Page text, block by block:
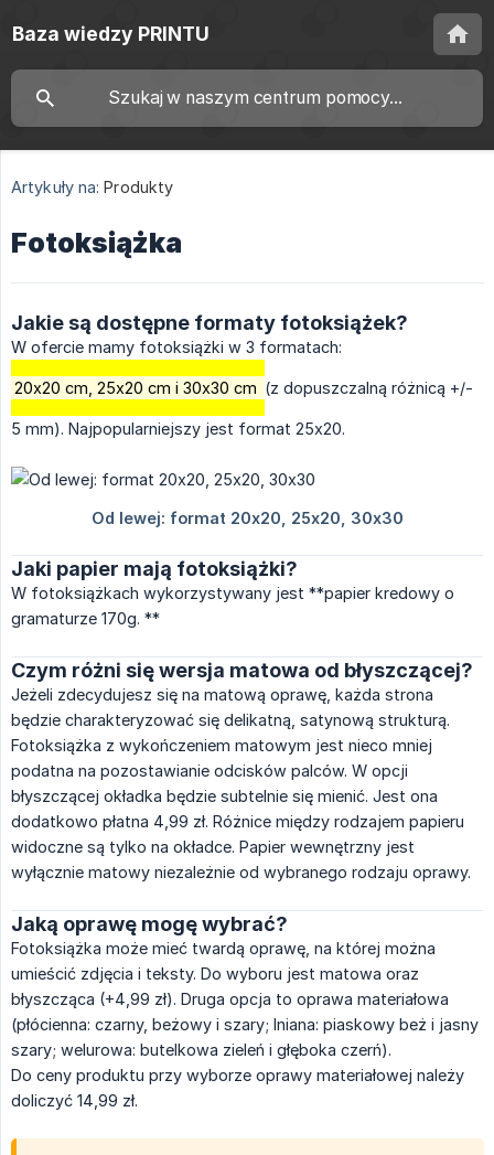
Baza wiedzy PRINTU
Artykuły na: Produkty
Fotoksiążka
Jakie są dostępne formaty fotoksiążek?
W ofercie mamy fotoksiążki w 3 formatach:
20x20 cm, 25x20 cm i 30x30 cm (z dopuszczalną różnicą +/-
5 mm). Najpopularniejszy jest format 25x20.
Jaki papier mają fotoksiążki?
W fotoksiążkach wykorzystywany jest **papier kredowy o
gramaturze 170g. **
Czym różni się wersja matowa od błyszczącej?
Jeżeli zdecydujesz się na matową oprawę, każda strona
będzie charakteryzować się delikatną, satynową strukturą.
Fotoksiążka z wykończeniem matowym jest nieco mniej
podatna na pozostawianie odcisków palców. W opcji
błyszczącej okładka będzie subtelnie się mienić. Jest ona
dodatkowo płatna 4,99 zł. Różnice między rodzajem papieru
widoczne są tylko na okładce. Papier wewnętrzny jest
wyłącznie matowy niezależnie od wybranego rodzaju oprawy.
Jaką oprawę mogę wybrać?
Fotoksiążka może mieć twardą oprawę, na której można
umieścić zdjęcia i teksty. Do wyboru jest matowa oraz
błyszcząca (+4,99 zł). Druga opcja to oprawa materiałowa
(płócienna: czarny, beżowy i szary; lniana: piaskowy beż i jasny
szary; welurowa: butelkowa zieleń i głęboka czerń).
Do ceny produktu przy wyborze oprawy materiałowej należy
doliczyć 14,99 zł.